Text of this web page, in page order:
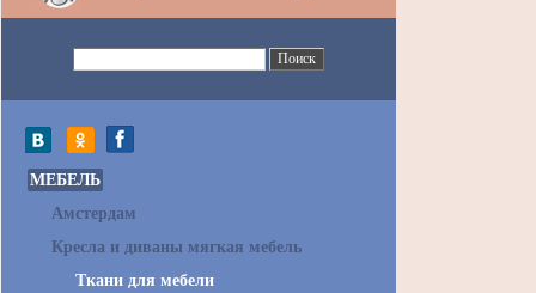
МЕБЕЛЬ
Амстердам
Кресла и диваны мягкая мебель
Ткани для мебели